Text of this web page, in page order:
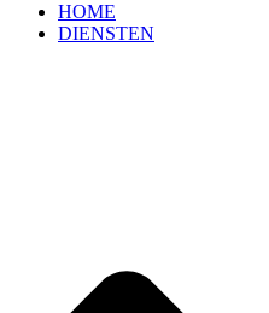
HOME
DIENSTEN